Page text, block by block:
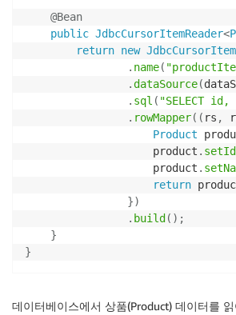
@Bean
public JdbcCursorItemReader<
return new
. name(
.dataSource(
. sql ( "SELECT id,
. rowMapper( ( rs ,
Product
                    product
. setId
                    product
.
return
})
. build( ) ;
}
}
데이터베이스에서 상품(Product) 데이터를